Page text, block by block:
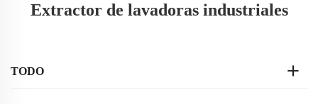
Extractor de lavadoras industriales
TODO